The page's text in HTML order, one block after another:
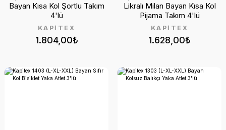
1.804,00₺
KAPİTEX
Bayan Kısa Kol Şortlu Takım
4'lü
1.628,00₺
KAPİTEX
Likralı Milan Bayan Kısa Kol
Pijama Takım 4'lü